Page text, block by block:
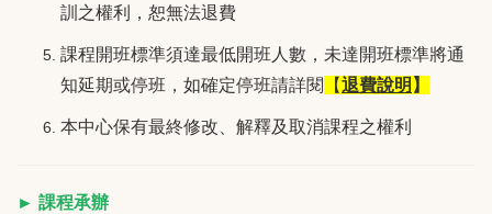
訓之權利，恕無法退費
課程開班標準須達最低開班人數，未達開班標準將通
知延期或停班，如確定停班請詳閱
【退費說明 】
本中心保有最終修改、解釋及取消課程之權利
► 課程承辦